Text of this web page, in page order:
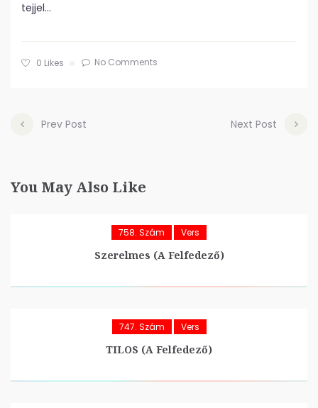
tejjel…
0 Likes No Comments
Prev Post Next Post
You May Also Like
758. Szám Vers
Szerelmes (A Felfedező)
747. Szám Vers
TILOS (A Felfedező)